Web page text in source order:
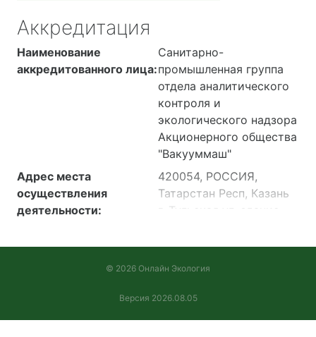
Аккредитация
Наименование
аккредитованного лица:
Санитарно-
промышленная группа
отдела аналитического
контроля и
экологического надзора
Акционерного общества
"Вакууммаш"
Адрес места
осуществления
деятельности:
420054, РОССИЯ,
Татарстан Респ, Казань
г, Тульская ул, здание
цеха по производству
© 2026 Онлайн Экология
Версия 2026.08.05